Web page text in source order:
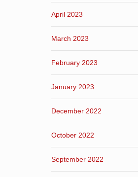
April 2023
March 2023
February 2023
January 2023
December 2022
October 2022
September 2022